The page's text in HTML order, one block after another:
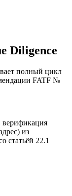
Diligence
полный цикл
FATF №
верификация
из
статьёй 22.1